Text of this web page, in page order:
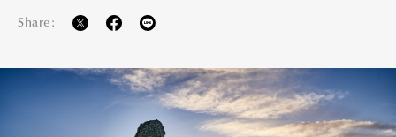
Share: